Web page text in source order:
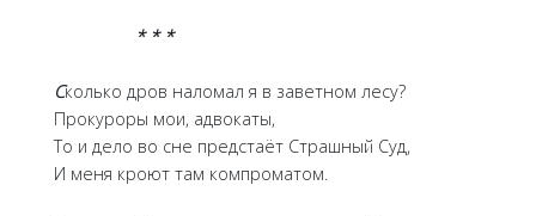
* * *
Сколько дров наломал я в заветном лесу?
Прокуроры мои, адвокаты,
То и дело во сне предстаёт Страшный Суд,
И меня кроют там компроматом.